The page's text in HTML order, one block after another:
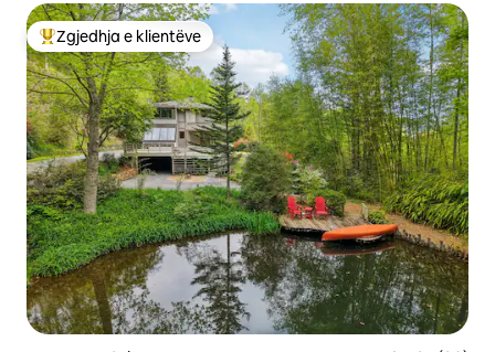
Më të mirat e zgjedhjeve të klientëve
Zgjedhja e klientëve